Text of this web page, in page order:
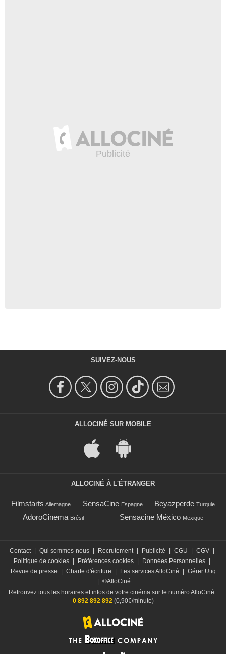
SUIVEZ-NOUS
ALLOCINÉ SUR MOBILE
ALLOCINÉ À L'ÉTRANGER
Filmstarts Allemagne SensaCine Espagne Beyazperde Turquie
AdoroCinema Brésil Sensacine México Mexique
Contact Qui sommes-nous Recrutement Publicité CGU CGV
Politique de cookies
Préférences cookies Données Personnelles
Revue de presse
Charte d'écriture Les services AlloCiné
Gérer Utiq
©AlloCiné
Retrouvez tous les horaires et infos de votre cinéma sur le numéro AlloCiné :
0 892 892 892(0,90€/minute)